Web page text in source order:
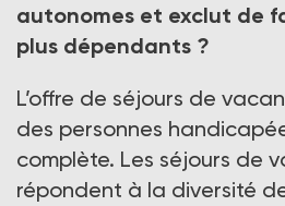
autonomes et exclut de
plus dépendants ?
L’offre de séjours de
des personnes
complète. Les séjours de
répondent à la diversité